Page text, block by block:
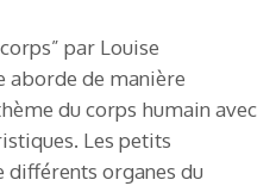
par Louise
aborde de manière
du corps humain avec
Les petits
différents organes du